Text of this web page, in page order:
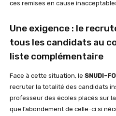
ces remises en cause
Une exigence : le
tous les candidats au
liste complémentaire
Face à cette situation, le SNUDI-FO
recruter la totalité des candidats
professeur des écoles placés sur
que l’abondement de celle-ci si